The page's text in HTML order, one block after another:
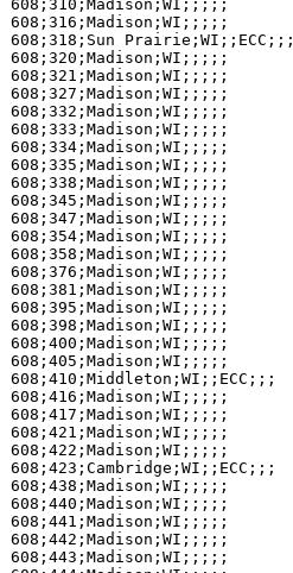
608;310;Madison;WI;;;;;
608;316;Madison;WI;;;;;
608;318;Sun Prairie;WI;;ECC;;;
608;320;Madison;WI;;;;;
608;321;Madison;WI;;;;;
608;327;Madison;WI;;;;;
608;332;Madison;WI;;;;;
608;333;Madison;WI;;;;;
608;334;Madison;WI;;;;;
608;335;Madison;WI;;;;;
608;338;Madison;WI;;;;;
608;345;Madison;WI;;;;;
608;347;Madison;WI;;;;;
608;354;Madison;WI;;;;;
608;358;Madison;WI;;;;;
608;376;Madison;WI;;;;;
608;381;Madison;WI;;;;;
608;395;Madison;WI;;;;;
608;398;Madison;WI;;;;;
608;400;Madison;WI;;;;;
608;405;Madison;WI;;;;;
608;410;Middleton;WI;;ECC;;;
608;416;Madison;WI;;;;;
608;417;Madison;WI;;;;;
608;421;Madison;WI;;;;;
608;422;Madison;WI;;;;;
608;423;Cambridge;WI;;ECC;;;
608;438;Madison;WI;;;;;
608;440;Madison;WI;;;;;
608;441;Madison;WI;;;;;
608;442;Madison;WI;;;;;
608;443;Madison;WI;;;;;